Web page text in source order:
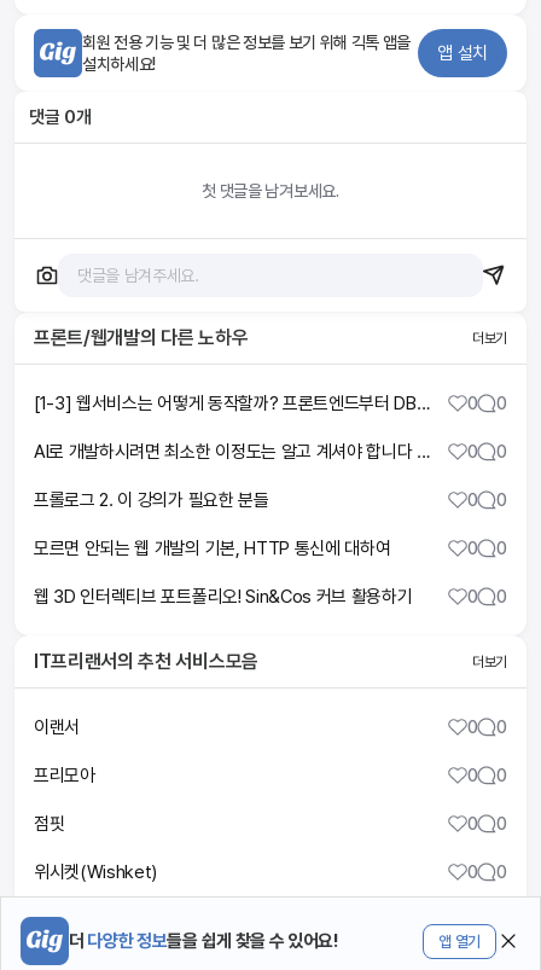
더 다양한 정보들을 쉽게 찾을 수 있어요! 앱 열기
회원 전용 기능 및 더 많은 정보를 보기 위해 긱톡 앱을
설치하세요!
앱 설치
댓글 0개
첫 댓글을 남겨보세요.
프론트/웹개발의 다른 노하우 더보기
[1-3] 웹서비스는 어떻게 동작할까? 프론트엔드부터 DB·Docker·배포까지 0 0
AI로 개발하시려면 최소한 이정도는 알고 계셔야 합니다 | 현업 개발자의 웹앱개발 기초 과외 0 0
프롤로그 2. 이 강의가 필요한 분들 0 0
모르면 안되는 웹 개발의 기본, HTTP 통신에 대하여 0 0
웹 3D 인터렉티브 포트폴리오! Sin&Cos 커브 활용하기 0 0
IT프리랜서의 추천 서비스모음 더보기
이랜서 0 0
프리모아 0 0
점핏 0 0
위시켓(Wishket) 0 0
프로그래머스 1